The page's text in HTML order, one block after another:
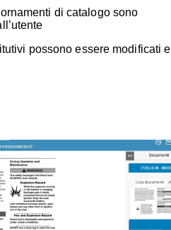
di catalogo sono
possono essere modificati e